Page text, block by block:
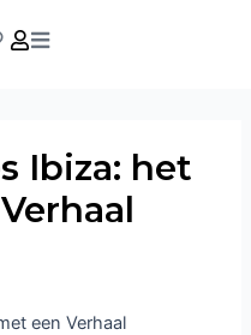
Ibiza: het
een Verhaal